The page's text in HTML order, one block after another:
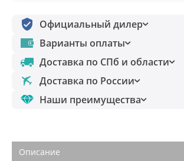
Официальный дилер
Варианты оплаты
Доставка по СПб и области
Доставка по России
Наши преимущества
Описание